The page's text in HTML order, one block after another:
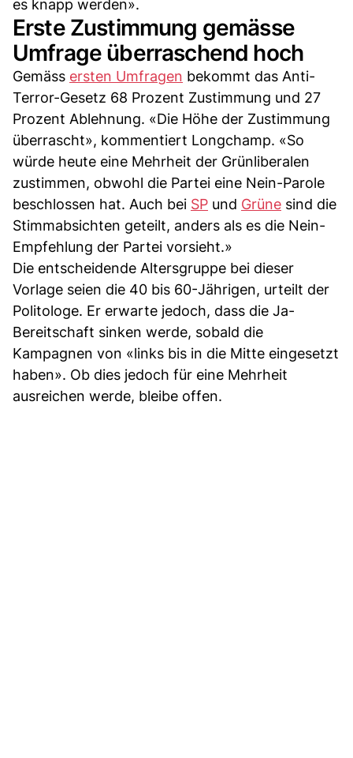
es knapp werden».
Erste Zustimmung gemässe
Umfrage überraschend hoch
Gemäss ersten Umfragen bekommt das Anti-
Terror-Gesetz 68 Prozent Zustimmung und 27
Prozent Ablehnung. «Die Höhe der Zustimmung
überrascht», kommentiert Longchamp. «So
würde heute eine Mehrheit der Grünliberalen
zustimmen, obwohl die Partei eine Nein-Parole
beschlossen hat. Auch bei SP und Grüne sind die
Stimmabsichten geteilt, anders als es die Nein-
Empfehlung der Partei vorsieht.»
Die entscheidende Altersgruppe bei dieser
Vorlage seien die 40 bis 60-Jährigen, urteilt der
Politologe. Er erwarte jedoch, dass die Ja-
Bereitschaft sinken werde, sobald die
Kampagnen von «links bis in die Mitte eingesetzt
haben». Ob dies jedoch für eine Mehrheit
ausreichen werde, bleibe offen.